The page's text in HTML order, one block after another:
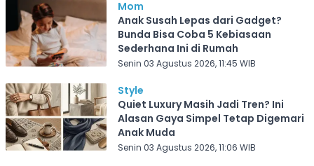
Mom
Anak Susah Lepas dari Gadget?
Bunda Bisa Coba 5 Kebiasaan
Sederhana Ini di Rumah
Senin 03 Agustus 2026, 11:45 WIB
Style
Quiet Luxury Masih Jadi Tren? Ini
Alasan Gaya Simpel Tetap Digemari
Anak Muda
Senin 03 Agustus 2026, 11:06 WIB